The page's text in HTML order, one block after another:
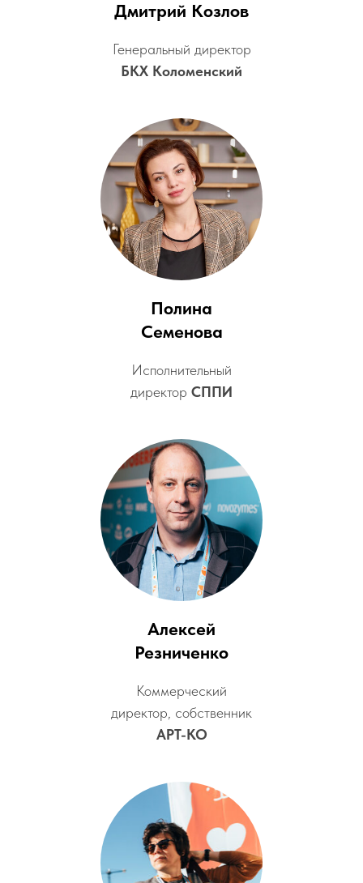
Дмитрий Козлов
Генеральный директор
БКХ Коломенский
Полина
Семенова
Исполнительный
директор СППИ
Алексей
Резниченко
Коммерческий
директор, собственник
АРТ-КО